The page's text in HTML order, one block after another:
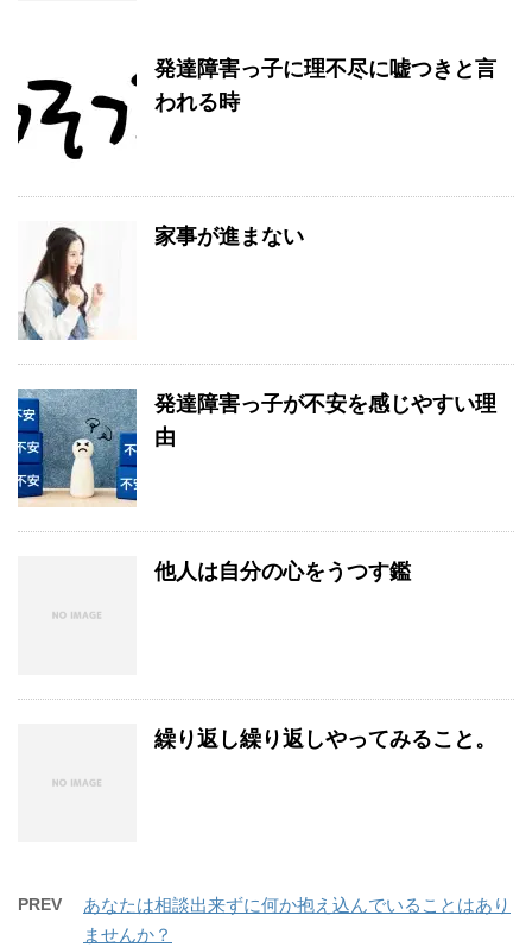
発達障害っ子に理不尽に嘘つきと言
われる時
家事が進まない
発達障害っ子が不安を感じやすい理
由
他人は自分の心をうつす鑑
繰り返し繰り返しやってみること。
PREV
あなたは相談出来ずに何か抱え込んでいることはあり
ませんか？